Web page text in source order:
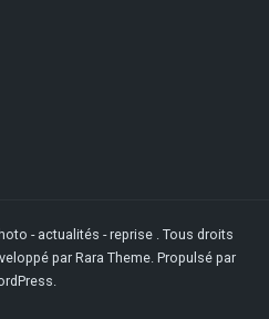
- actualités - reprise
. Tous droits
par Rara Theme . Propulsé par